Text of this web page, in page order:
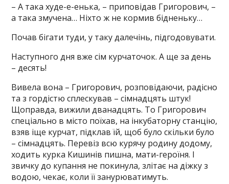
– А така худе-е-енька, – приповідав Григорович, –
а така змучена… Ніхто ж не кормив бідненьку…
Почав бігати туди, у таку далечінь, підгодовувати.
Наступного дня вже сім курчаточок. А ще за день
– десять!
Вивела вона – Григорович, розповідаючи, радісно
та з гордістю сплескував – сімнадцять штук!
Щоправда, вижили дванадцять. То Григорович
спеціально в місто поїхав, на інкубаторну станцію,
взяв іще курчат, підклав їй, щоб було скільки було
– сімнадцять. Перевіз всю курячу родину додому,
ходить курка Кишинів пишна, мати-героїня. І
звичку до купання не покинула, злітає на діжку з
водою, чекає, коли її занурюватимуть.